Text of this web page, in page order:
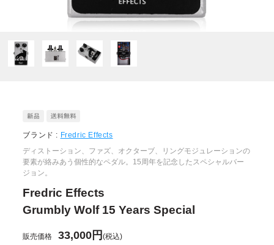
ブランド : Fredric Effects
ディストーション、ファズ、オクターブ、リングモジュレーションの
要素が絡みあう個性的なペダル。15周年を記念したスペシャルバー
ジョン。
Fredric Effects
Grumbly Wolf 15 Years Special
販売価格 33,000円(税込)